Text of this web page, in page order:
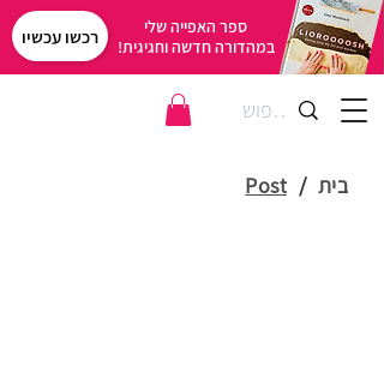
רכשו עכשיו
ספר האפייה שלי
במהדורה חדשה וחגיגית!
בית /
Post